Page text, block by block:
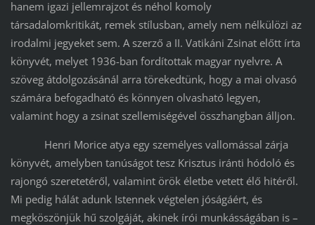
hanem igazi jellemrajzot és néhol komoly
társadalomkritikát, remek stílusban, amely nem nélkülözi az
irodalmi jegyeket sem. A szerző a II. Vatikáni Zsinat előtt írta
könyvét, melyet 1936-ban fordítottak magyar nyelvre. A
szöveg átdolgozásánál arra törekedtünk, hogy a mai olvasó
számára befogadható és könnyen olvasható legyen,
valamint hogy a zsinat szellemiségével összhangban álljon.
Henri Morice atya egy személyes vallomással zárja
könyvét, amelyben tanúságot tesz Krisztus iránti hódoló és
rajongó szeretetéről, valamint örök életbe vetett élő hitéről.
Mi pedig hálát adunk Istennek végtelen jóságáért, és
megköszönjük hű szolgáját, akinek írói munkásságában is –